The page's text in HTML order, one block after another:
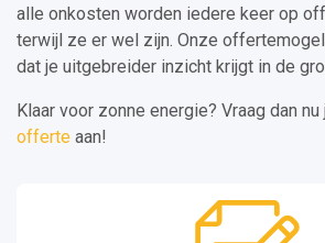
alle onkosten worden iedere keer op
terwijl ze er wel zijn. Onze
dat je uitgebreider inzicht krijgt in de
Klaar voor zonne energie? Vraag dan nu
offerte aan!